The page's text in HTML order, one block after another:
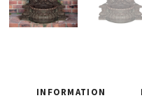
INFORMATION